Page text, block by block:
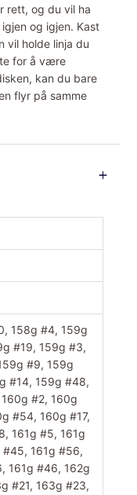
rett, og du vil ha
og igjen. Kast
vil holde linja du
for å være
kan du bare
flyr på samme
158g #4, 159g
#19, 159g #3,
#9, 159g
#14, 159g #48,
#2, 160g
#54, 160g #17,
161g #5, 161g
161g #56,
161g #46, 162g
#21, 163g #23,